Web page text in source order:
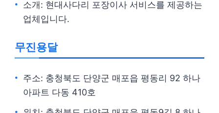
소개: 현대사다리 포장이사 서비스를 제공하는
업체입니다.
무진용달
주소: 충청북도 단양군 매포읍 평동리 92 하나
아파트 다동 410호